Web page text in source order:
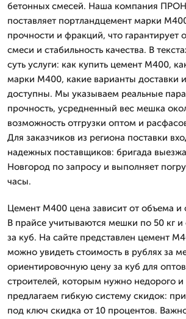
бетонных смесей. Наша компания
поставляет портландцемент марки
прочности и фракций, что гарантирует
смеси и стабильность качества. В
суть услуги: как купить цемент М400,
марки М400, какие варианты доставки
доступны. Мы указываем реальные
прочность, усредненный вес мешка
возможность отгрузки оптом и
Для заказчиков из региона поставки
надежных поставщиков: бригада
Новгород по запросу и выполняет
часы.
Цемент М400 цена зависит от объема и
В прайсе учитываются мешки по 50 кг и
за куб. На сайте представлен цемент
можно увидеть стоимость в рублях за
ориентировочную цену за куб для
строителей, которым нужно недорого
предлагаем гибкую систему скидок: при
под ключ скидка от 10 процентов.